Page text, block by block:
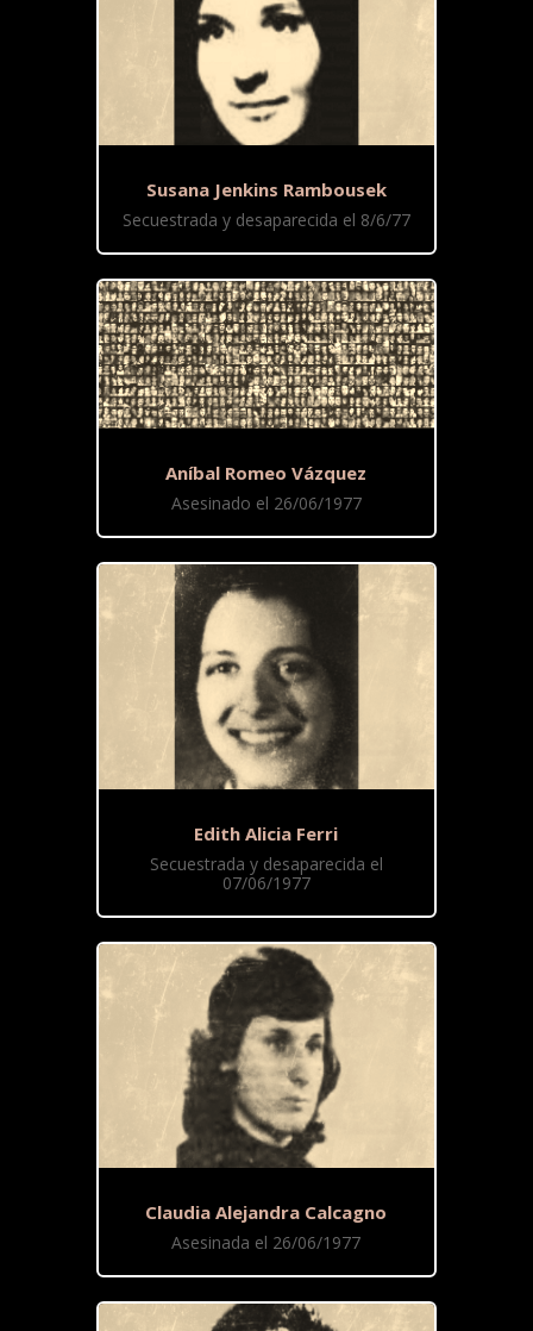
Susana Jenkins Rambousek
Secuestrada y desaparecida el 8/6/77
Aníbal Romeo Vázquez
Asesinado el 26/06/1977
Edith Alicia Ferri
Secuestrada y desaparecida el
07/06/1977
Claudia Alejandra Calcagno
Asesinada el 26/06/1977